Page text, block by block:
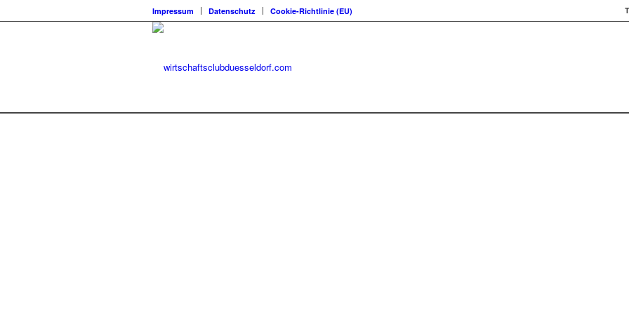
Impressum Datenschutz Cookie-Richtlinie (EU)